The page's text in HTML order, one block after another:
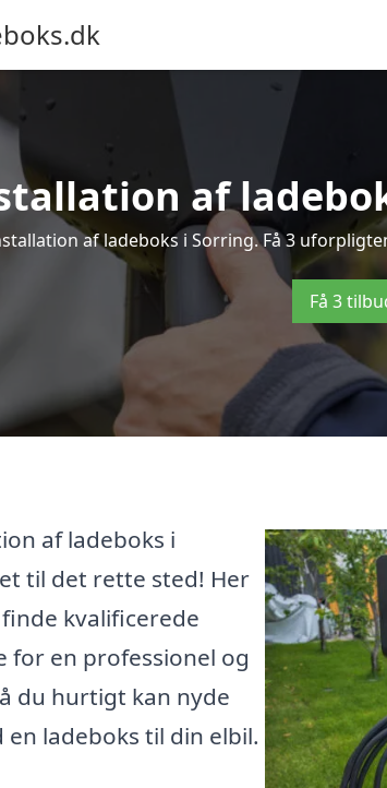
af
af ladeboks i Sorring. Få 3
Få 3
af ladeboks i
til det rette sted! Her
kvalificerede
for en professionel og
du hurtigt kan nyde
ladeboks til din elbil.